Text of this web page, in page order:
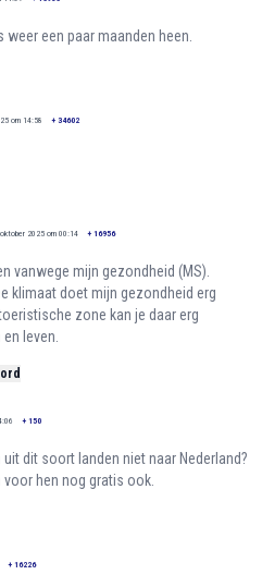
weer een paar maanden heen.
om 14:58 + 34602
2025 om 00:14 + 16956
vanwege mijn gezondheid (MS).
klimaat doet mijn gezondheid erg
zone kan je daar erg
leven.
+ 150
dit soort landen niet naar Nederland?
voor hen nog gratis ook.
+ 16226